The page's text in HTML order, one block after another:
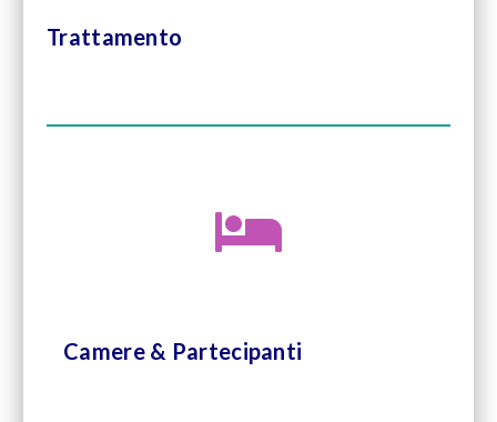
Trattamento
Camere & Partecipanti